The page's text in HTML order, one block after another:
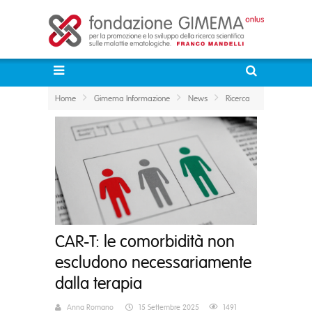
Home Gimema Informazione News Ricerca
CAR-T: le comorbidità non
escludono necessariamente
dalla terapia
Anna Romano 15 Settembre 2025 1491